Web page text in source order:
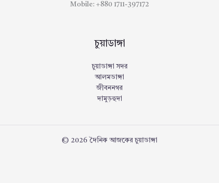
Mobile: +880 1711-397172
চুয়াডাঙ্গা
চুয়াডাঙ্গা সদর
আলমডাঙ্গা
জীবননগর
দামুড়হুদা
© 2026 দৈনিক আজকের চুয়াডাঙ্গা